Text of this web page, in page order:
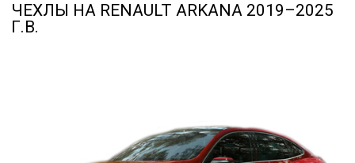
ЧЕХЛЫ НА RENAULT ARKANA 2019–2025
Г.В.